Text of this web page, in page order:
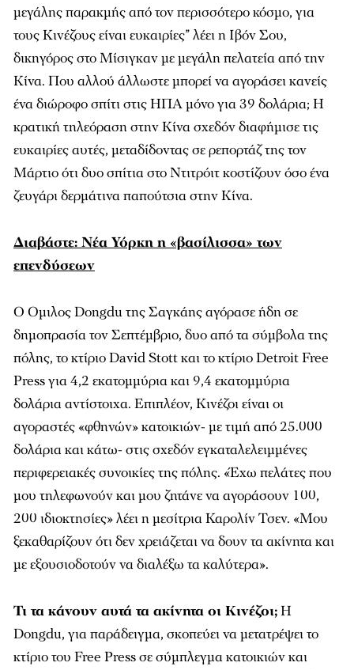
μεγάλης παρακμής από τον περισσότερο κόσμο, για
τους Κινέζους είναι ευκαιρίες” λέει η Ιβόν Σου,
δικηγόρος στο Μίσιγκαν με μεγάλη πελατεία από την
Κίνα. Που αλλού άλλωστε μπορεί να αγοράσει κανείς
ένα διώροφο σπίτι στις ΗΠΑ μόνο για 39 δολάρια; Η
κρατική τηλεόραση στην Κίνα σχεδόν διαφήμισε τις
ευκαιρίες αυτές, μεταδίδοντας σε ρεπορτάζ της τον
Μάρτιο ότι δυο σπίτια στο Ντιτρόιτ κοστίζουν όσο ένα
ζευγάρι δερμάτινα παπούτσια στην Κίνα.
Διαβάστε: Νέα Υόρκη η «βασίλισσα» των
επενδύσεων
Ο Ομιλος Dongdu της Σαγκάης αγόρασε ήδη σε
δημοπρασία τον Σεπτέμβριο, δυο από τα σύμβολα της
πόλης, το κτίριο David Stott και το κτίριο Detroit Free
Press για 4,2 εκατομμύρια και 9,4 εκατομμύρια
δολάρια αντίστοιχα. Επιπλέον, Κινέζοι είναι οι
αγοραστές «φθηνών» κατοικιών- με τιμή από 25.000
δολάρια και κάτω- στις σχεδόν εγκαταλελειμμένες
περιφερειακές συνοικίες της πόλης. «Έχω πελάτες που
μου τηλεφωνούν και μου ζητάνε να αγοράσουν 100,
200 ιδιοκτησίες» λέει η μεσίτρια Καρολίν Τσεν. «Μου
ξεκαθαρίζουν ότι δεν χρειάζεται να δουν τα ακίνητα και
με εξουσιοδοτούν να διαλέξω τα καλύτερα».
Τι τα κάνουν αυτά τα ακίνητα οι Κινέζοι;Η
Dongdu, για παράδειγμα, σκοπεύει να μετατρέψει το
κτίριο του Free Press σε σύμπλεγμα κατοικιών και